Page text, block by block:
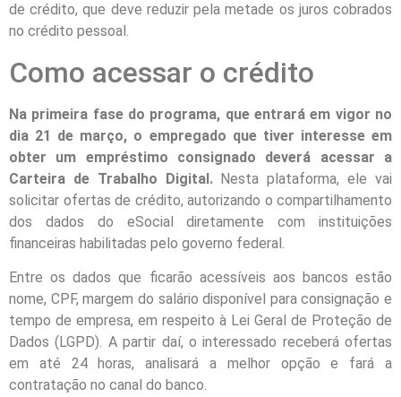
de crédito, que deve reduzir pela metade os juros cobrados
no crédito pessoal.
Como acessar o crédito
Na primeira fase do programa, que entrará em vigor no
dia 21 de março, o empregado que tiver interesse em
obter um empréstimo consignado deverá acessar a
Carteira de Trabalho Digital.Nesta plataforma, ele vai
solicitar ofertas de crédito, autorizando o compartilhamento
dos dados do eSocial diretamente com instituições
financeiras habilitadas pelo governo federal.
Entre os dados que ficarão acessíveis aos bancos estão
nome, CPF, margem do salário disponível para consignação e
tempo de empresa, em respeito à Lei Geral de Proteção de
Dados (LGPD). A partir daí, o interessado receberá ofertas
em até 24 horas, analisará a melhor opção e fará a
contratação no canal do banco.